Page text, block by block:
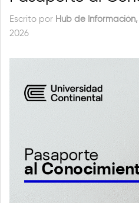
Escrito por Hub de Información,
2026